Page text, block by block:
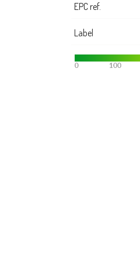
EPC ref.
Label